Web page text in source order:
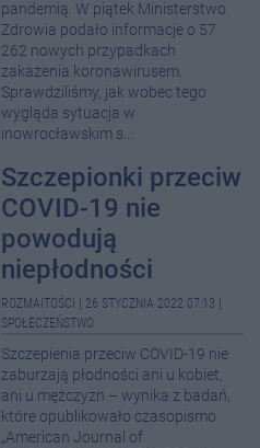
pandemią. W piątek Ministerstwo
Zdrowia podało informacje o 57
262 nowych przypadkach
zakażenia koronawirusem.
Sprawdziliśmy, jak wobec tego
wygląda sytuacja w
inowrocławskim s...
Szczepionki przeciw
COVID-19 nie
powodują
niepłodności
ROZMAITOŚCI 26 STYCZNIA 2022 07:13
SPOŁECZEŃSTWO
Szczepienia przeciw COVID-19 nie
zaburzają płodności ani u kobiet,
ani u mężczyzn – wynika z badań,
które opublikowało czasopismo
„American Journal of